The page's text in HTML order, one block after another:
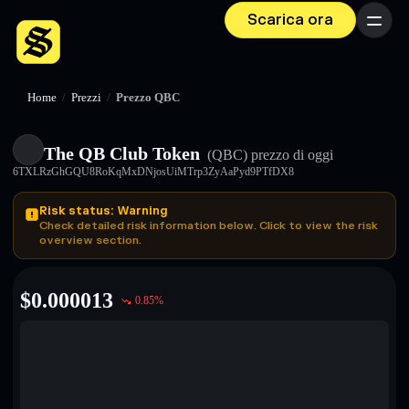
Scarica ora Menu
Home / Prezzi / Prezzo QBC
The QB Club Token (QBC) prezzo di oggi
6TXLRzGhGQU8RoKqMxDNjosUiMTrp3ZyAaPyd9PTfDX8
Risk status: Warning
Check detailed risk information below. Click to view the risk
overview section.
$0.000013 0.85%